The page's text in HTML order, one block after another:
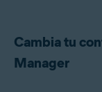
Cambia tu
Manager